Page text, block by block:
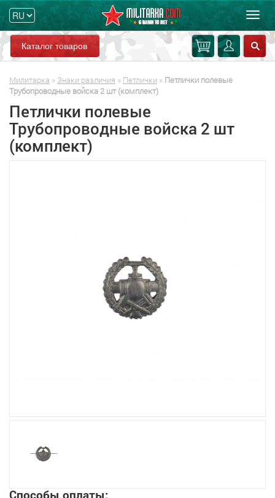
Каталог товаров
Милитарка » Знаки различия » Петлички » Петлички полевые
Трубопроводные войска 2 шт (комплект)
Петлички полевые
Трубопроводные войска 2 шт
(комплект)
Способы оплаты: